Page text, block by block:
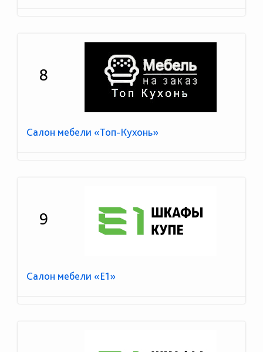
8
Салон мебели «Топ-Кухонь»
9
Салон мебели «E1»